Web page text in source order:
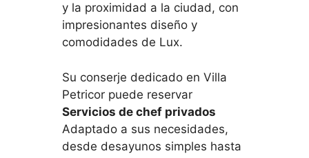
y la proximidad a la ciudad, con
impresionantes diseño y
comodidades de Lux.
Su conserje dedicado en Villa
Petricor puede reservar
Servicios de chef privados
Adaptado a sus necesidades,
desde desayunos simples hasta